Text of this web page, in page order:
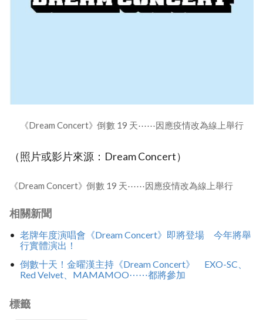
《Dream Concert》倒數 19 天⋯⋯因應疫情改為線上舉行
（照片或影片來源：Dream Concert）
《Dream Concert》倒數 19 天⋯⋯因應疫情改為線上舉行
相關新聞
老牌年度演唱會《Dream Concert》即將登場 今年將舉
行實體演出！
倒數十天！金曜漢主持《Dream Concert》 EXO-SC、
Red Velvet、MAMAMOO⋯⋯都將參加
標籤